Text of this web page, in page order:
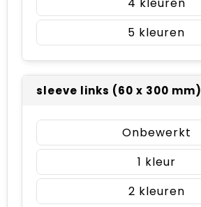
4
5
sleeve links (60 x 300 mm)
Onbewerkt
1
2